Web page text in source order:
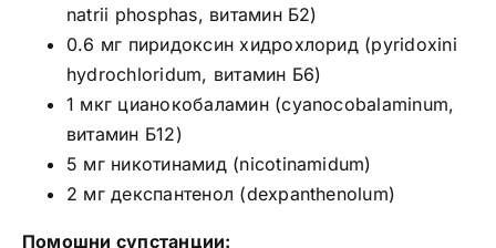
natrii phosphas, витамин Б2)
0.6 мг пиридоксин хидрохлорид (pyridoxini
hydrochloridum, витамин Б6)
1 мкг цианокобаламин (cyanocobalaminum,
витамин Б12)
5 мг никотинамид (nicotinamidum)
2 мг декспантенол (dexpanthenolum)
Помошни супстанции: